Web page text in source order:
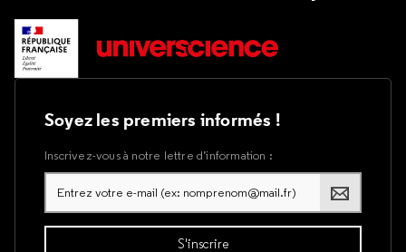
Soyez les premiers informés !
Inscrivez-vous à notre lettre d’information :